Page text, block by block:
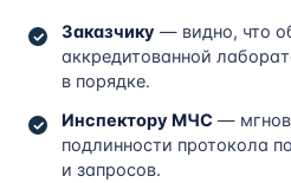
Заказчику — видно, что
аккредитованной
в порядке.
Инспектору МЧС —
подлинности протокола
и запросов.